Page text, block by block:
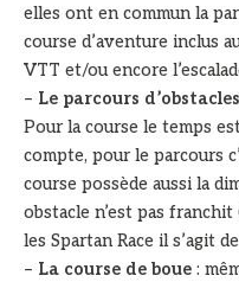
elles ont en commun la
course d’aventure inclus
VTT et/ou encore
– Le parcours d’obstacles
Pour la course le temps
compte, pour le parcours
course possède aussi la
obstacle n’est pas
les Spartan Race il s’agit
– La course de boue :